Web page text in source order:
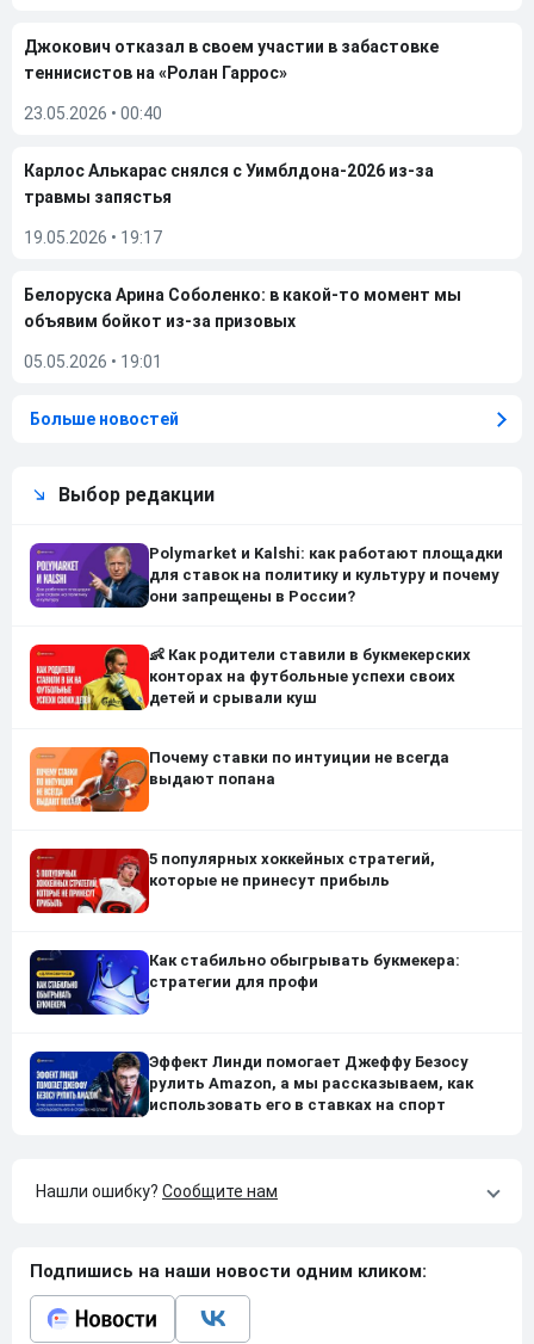
Джокович отказал в своем участии в забастовке
теннисистов на «Ролан Гаррос»
23.05.2026 • 00:40
Карлос Алькарас снялся с Уимблдона-2026 из-за
травмы запястья
19.05.2026 • 19:17
Белоруска Арина Соболенко: в какой-то момент мы
объявим бойкот из-за призовых
05.05.2026 • 19:01
Больше новостей
Выбор редакции
Polymarket и Kalshi: как работают площадки
для ставок на политику и культуру и почему
они запрещены в России?
👶 Как родители ставили в букмекерских
конторах на футбольные успехи своих
детей и срывали куш
Почему ставки по интуиции не всегда
выдают попана
5 популярных хоккейных стратегий,
которые не принесут прибыль
Как стабильно обыгрывать букмекера:
стратегии для профи
Эффект Линди помогает Джеффу Безосу
рулить Amazon, а мы рассказываем, как
использовать его в ставках на спорт
Нашли ошибку? Сообщите нам
Подпишись на наши новости одним кликом: